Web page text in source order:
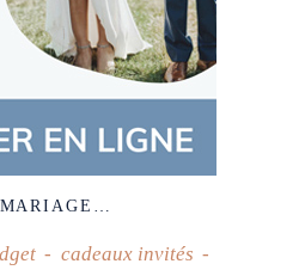
cadeaux invités